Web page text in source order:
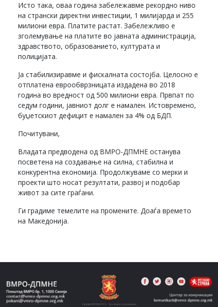
Исто така, оваа година забележавме рекордно ниво
на странски директни инвестиции, 1 милијарда и 255
милиони евра. Платите растат. Забележливо е
зголемување на платите во јавната администрација,
здравството, образованието, културата и
полицијата.
Ја стабилизиравме и фискалната состојба. Целосно е
отплатена еврообврзницата издадена во 2018
година во вредност од 500 милиони евра. Првпат по
седум години, јавниот долг е намален. Истовремено,
буџетскиот дефицит е намален за 4% од БДП.
Почитувани,
Владата предводена од ВМРО-ДПМНЕ останува
посветена на создавање на силна, стабилна и
конкурентна економија. Продолжуваме со мерки и
проекти што носат резултати, развој и подобар
живот за сите граѓани.
Ги градиме темелите на промените. Доаѓа времето
на Македонија.